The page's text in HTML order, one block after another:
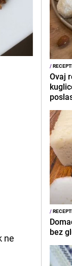
ne
/
Ovaj
/
bez